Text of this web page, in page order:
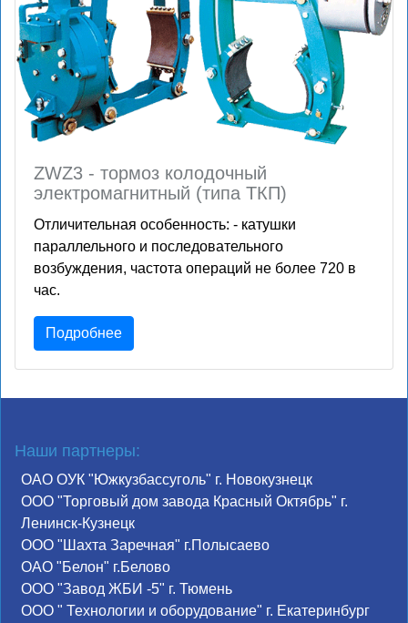
ZWZ3 - тормоз колодочный
электромагнитный (типа ТКП)
Отличительная особенность: - катушки
параллельного и последовательного
возбуждения, частота операций не более 720 в
час.
Подробнее
Наши партнеры:
ОАО ОУК "Южкузбассуголь" г. Новокузнецк
ООО "Торговый дом завода Красный Октябрь" г.
Ленинск-Кузнецк
ООО "Шахта Заречная" г.Полысаево
ОАО "Белон" г.Белово
ООО "Завод ЖБИ -5" г. Тюмень
ООО " Технологии и оборудование" г. Екатеринбург